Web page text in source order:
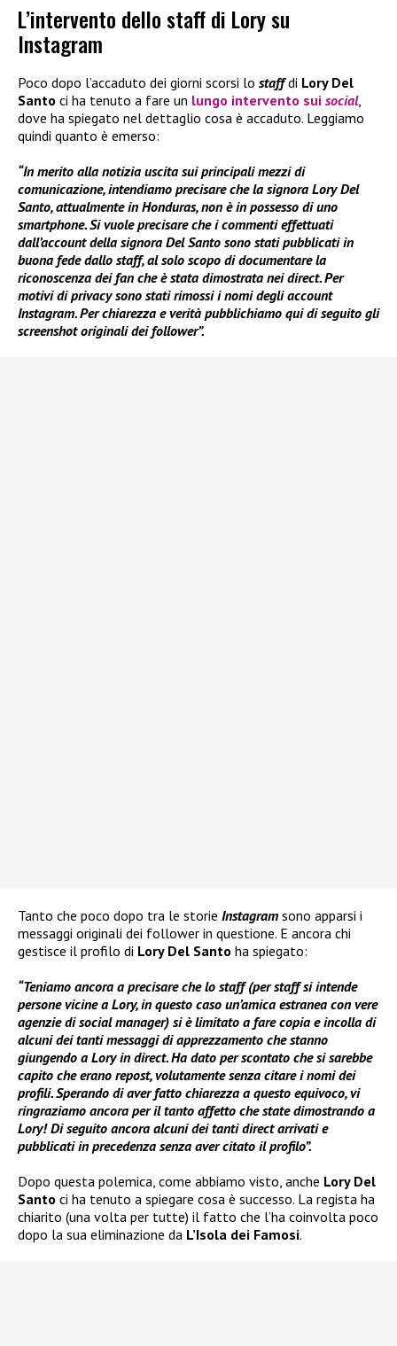
L’intervento dello staff di Lory su
Instagram
Poco dopo l’accaduto dei giorni scorsi lo staffdi Lory Del
Santo ci ha tenuto a fare un lungo intervento sui social,
dove ha spiegato nel dettaglio cosa è accaduto. Leggiamo
quindi quanto è emerso:
“In merito alla notizia uscita sui principali mezzi di
comunicazione, intendiamo precisare che la signora Lory Del
Santo, attualmente in Honduras, non è in possesso di uno
smartphone. Si vuole precisare che i commenti effettuati
dall’account della signora Del Santo sono stati pubblicati in
buona fede dallo staff, al solo scopo di documentare la
riconoscenza dei fan che è stata dimostrata nei direct. Per
motivi di privacy sono stati rimossi i nomi degli account
Instagram. Per chiarezza e verità pubblichiamo qui di seguito gli
screenshot originali dei follower”.
Tanto che poco dopo tra le storie Instagram sono apparsi i
messaggi originali dei follower in questione. E ancora chi
gestisce il profilo di Lory Del Santo ha spiegato:
“Teniamo ancora a precisare che lo staff (per staff si intende
persone vicine a Lory, in questo caso un’amica estranea con vere
agenzie di social manager) si è limitato a fare copia e incolla di
alcuni dei tanti messaggi di apprezzamento che stanno
giungendo a Lory in direct. Ha dato per scontato che si sarebbe
capito che erano repost, volutamente senza citare i nomi dei
profili. Sperando di aver fatto chiarezza a questo equivoco, vi
ringraziamo ancora per il tanto affetto che state dimostrando a
Lory! Di seguito ancora alcuni dei tanti direct arrivati e
pubblicati in precedenza senza aver citato il profilo”.
Dopo questa polemica, come abbiamo visto, anche Lory Del
Santo ci ha tenuto a spiegare cosa è successo. La regista ha
chiarito (una volta per tutte) il fatto che l’ha coinvolta poco
dopo la sua eliminazione da L’Isola dei Famosi.